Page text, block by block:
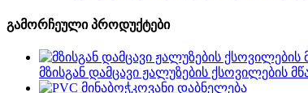
გამორჩეული პროდუქტები
მზისგან დამცავი ჟალუზების ქსოვილების